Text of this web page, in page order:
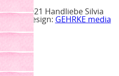
© 2021 Handliebe Silvia
Webdesign: GEHRKE media